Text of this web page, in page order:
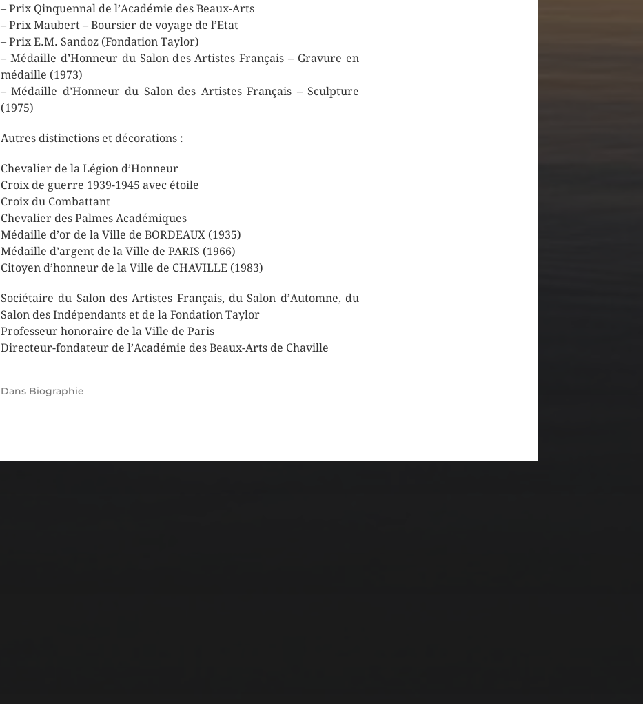
– Prix Qinquennal de l’Académie des Beaux-Arts
– Prix Maubert – Boursier de voyage de l’Etat
– Prix E.M. Sandoz (Fondation Taylor)
– Médaille d’Honneur du Salon des Artistes Français – Gravure en
médaille (1973)
– Médaille d’Honneur du Salon des Artistes Français – Sculpture
(1975)
Autres distinctions et décorations :
Chevalier de la Légion d’Honneur
Croix de guerre 1939-1945 avec étoile
Croix du Combattant
Chevalier des Palmes Académiques
Médaille d’or de la Ville de BORDEAUX (1935)
Médaille d’argent de la Ville de PARIS (1966)
Citoyen d’honneur de la Ville de CHAVILLE (1983)
Sociétaire du Salon des Artistes Français, du Salon d’Automne, du
Salon des Indépendants et de la Fondation Taylor
Professeur honoraire de la Ville de Paris
Directeur-fondateur de l’Académie des Beaux-Arts de Chaville
Dans Biographie